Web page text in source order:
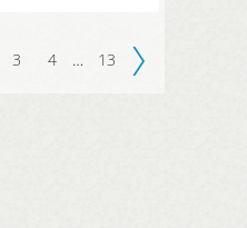
3 4 … 13